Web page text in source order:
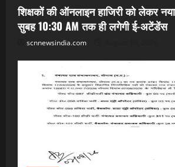
शिक्षकों की ऑनलाइन हाजिरी को लेकर
सुबह 10:30 AM तक ही लगेगी ई-अटेंडेंस
scnnewsindia.com